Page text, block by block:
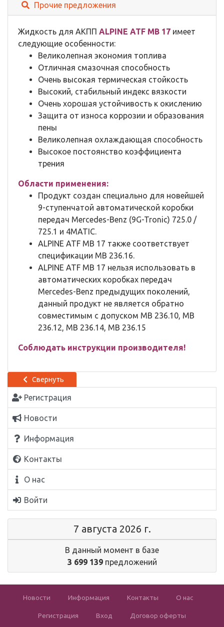
Свернуть
Регистрация
Новости
Информация
Контакты
О нас
Войти
7 августа 2026 г.
В данный момент в базе
3 699 139предложений
Прочие предложения
Жидкость для АКПП ALPINE ATF MB 17 имеет
следующие особенности:
Великолепная экономия топлива
Отличная смазочная способность
Очень высокая термическая стойкость
Высокий, стабильный индекс вязкости
Очень хорошая устойчивость к окислению
Защита от износа коррозии и образования
пены
Великолепная охлаждающая способность
Высокое постоянство коэффициента
трения
Области применения:
Продукт создан специально для новейшей
9-ступенчатой автоматической коробки
передач Mercedes-Benz (9G-Tronic) 725.0 /
725.1 и 4MATIC.
ALPINE ATF MB 17 также соответствует
спецификации MB 236.16.
ALPINE ATF MB 17 нельзя использовать в
автоматических коробках передач
Mercedes-Benz предыдущих поколений,
данный продукт не является обратно
совместимым с допуском MB 236.10, MB
236.12, MB 236.14, MB 236.15
Соблюдать инструкции производителя!
Новости Информация Контакты О нас
Регистрация Вход Договор оферты